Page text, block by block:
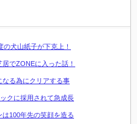
犬山紙子が下克上！
でZONEに入った話！
なる為にクリアする事
クに採用されて急成長
100年先の笑顔を造る